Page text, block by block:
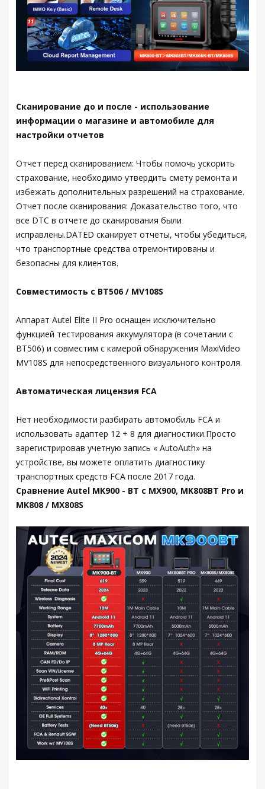
Сканирование до и после - использование
информации о магазине и автомобиле для
настройки отчетов
Отчет перед сканированием: Чтобы помочь ускорить
страхование, необходимо утвердить смету ремонта и
избежать дополнительных разрешений на страхование.
Отчет после сканирования: Доказательство того, что
все DTC в отчете до сканирования были
исправлены.DATED сканирует отчеты, чтобы убедиться,
что транспортные средства отремонтированы и
безопасны для клиентов.
Совместимость с BT506 / MV108S
Аппарат Autel Elite II Pro оснащен исключительно
функцией тестирования аккумулятора (в сочетании с
BT506) и совместим с камерой обнаружения MaxiVideo
MV108S для непосредственного визуального контроля.
Автоматическая лицензия FCA
Нет необходимости разбирать автомобиль FCA и
использовать адаптер 12 + 8 для диагностики.Просто
зарегистрировав учетную запись « AutoAuth» на
устройстве, вы можете оплатить диагностику
транспортных средств FCA после 2017 года.
Сравнение Autel MK900 - BT с MX900, MK808BT Pro и
MK808 / MX808S